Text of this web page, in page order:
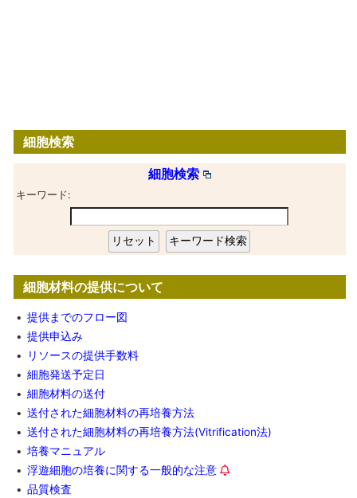
細胞検索
細胞検索
キーワード:
細胞材料の提供について
• 提供までのフロー図
• 提供申込み
•
リソースの提供手数料
• 細胞発送予定日
• 細胞材料の送付
• 送付された細胞材料の再培養方法
• 送付された細胞材料の再培養方法(Vitrification法)
• 培養マニュアル
• 浮遊細胞の培養に関する一般的な注意
• 品質検査